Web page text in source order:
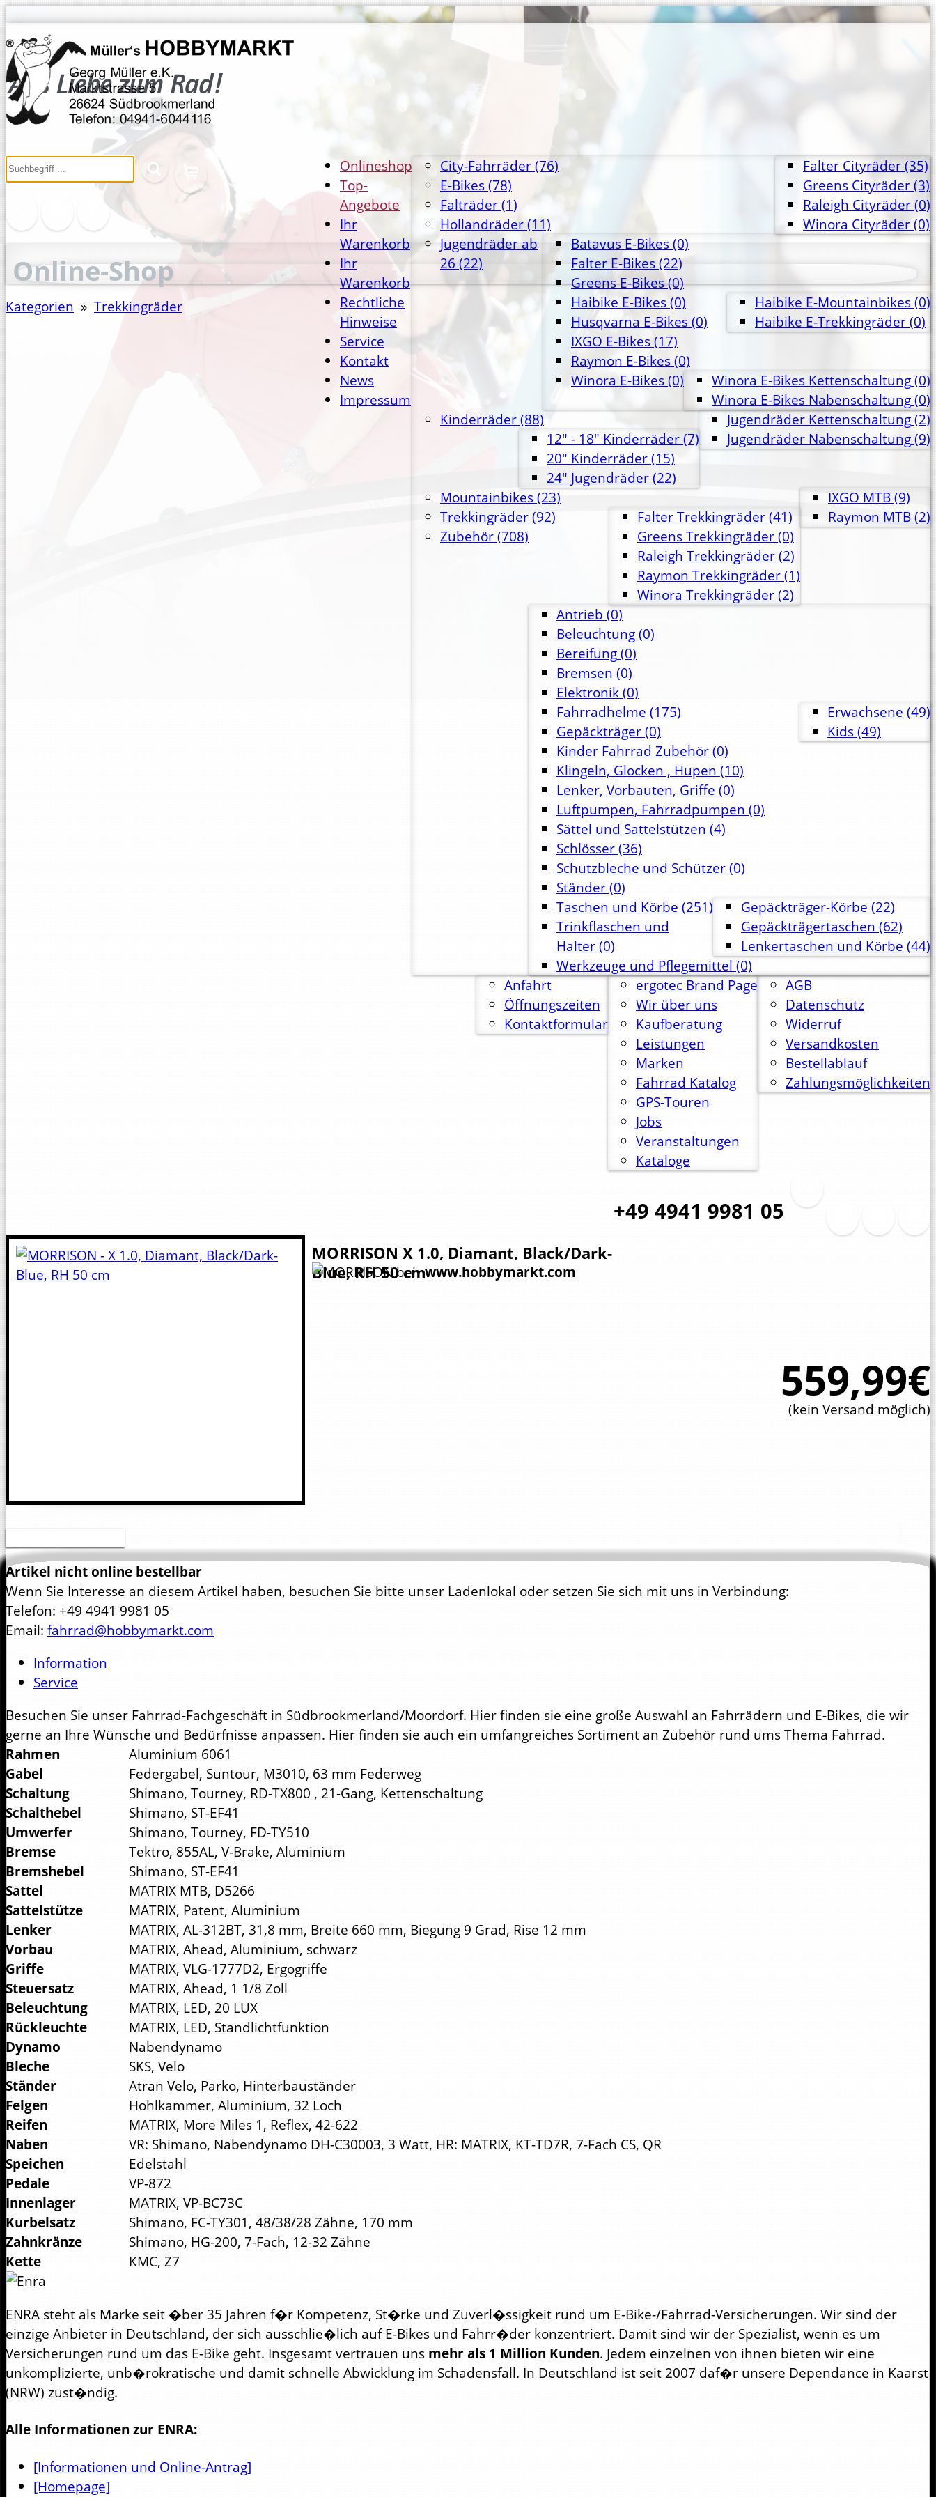
Onlineshop City-Fahrräder(76) Falter Cityräder(35)
Greens Cityräder(3)
Raleigh Cityräder(0)
Winora Cityräder(0)
E-Bikes(78)
Batavus E-Bikes(0)
Falter E-Bikes(22)
Greens E-Bikes(0)
Haibike E-Bikes(0) Haibike E-Mountainbikes(0)
Haibike E-Trekkingräder(0)
Husqvarna E-Bikes(0)
IXGO E-Bikes(17)
Raymon E-Bikes(0)
Winora E-Bikes(0) Winora E-Bikes Kettenschaltung(0)
Winora E-Bikes Nabenschaltung(0)
Falträder(1)
Hollandräder(11)
Jugendräder ab
26 (22)
Jugendräder Kettenschaltung(2)
Jugendräder Nabenschaltung(9)
Kinderräder(88)
12" - 18" Kinderräder(7)
20" Kinderräder(15)
24" Jugendräder(22)
Mountainbikes(23) IXGO MTB(9)
Raymon MTB(2)
Trekkingräder(92) Falter Trekkingräder(41)
Greens Trekkingräder(0)
Raleigh Trekkingräder(2)
Raymon Trekkingräder(1)
Winora Trekkingräder(2)
Zubehör(708)
Antrieb (0)
Beleuchtung(0)
Bereifung(0)
Bremsen (0)
Elektronik(0)
Fahrradhelme (175) Erwachsene (49)
Kids(49)
Gepäckträger(0)
Kinder Fahrrad Zubehör(0)
Klingeln, Glocken , Hupen (10)
Lenker, Vorbauten, Griffe (0)
Luftpumpen, Fahrradpumpen (0)
Sättel und Sattelstützen (4)
Schlösser(36)
Schutzbleche und Schützer(0)
Ständer(0)
Taschen und Körbe (251) Gepäckträger-Körbe (22)
Gepäckträgertaschen (62)
Lenkertaschen und Körbe (44)
Trinkflaschen und
Halter(0)
Werkzeuge und Pflegemittel (0)
Top-
Angebote
Ihr
Warenkorb
Ihr
Warenkorb
Rechtliche
Hinweise
AGB
Datenschutz
Widerruf
Versandkosten
Bestellablauf
Zahlungsmöglichkeiten
Service
ergotec Brand Page
Wir über uns
Kaufberatung
Leistungen
Marken
Fahrrad Katalog
GPS-Touren
Jobs
Veranstaltungen
Kataloge
Kontakt
Anfahrt
Öffnungszeiten
Kontaktformular
News
Impressum
+49 4941 9981 05
Online-Shop
Kategorien » Trekkingräder
MORRISON X 1.0, Diamant, Black/Dark-
Blue, RH 50 cmwww.hobbymarkt.com
559,99€
(kein Versand möglich)
Artikel nicht online bestellbar
Wenn Sie Interesse an diesem Artikel haben, besuchen Sie bitte unser Ladenlokal oder setzen Sie sich mit uns in Verbindung:
Telefon: +49 4941 9981 05
Email: fahrrad@hobbymarkt.com
Information
Service
Besuchen Sie unser Fahrrad-Fachgeschäft in Südbrookmerland/Moordorf. Hier finden sie eine große Auswahl an Fahrrädern und E-Bikes, die wir
gerne an Ihre Wünsche und Bedürfnisse anpassen. Hier finden sie auch ein umfangreiches Sortiment an Zubehör rund ums Thema Fahrrad.
Rahmen
Aluminium 6061
Gabel
Federgabel, Suntour, M3010, 63 mm Federweg
Schaltung
Shimano, Tourney, RD-TX800 , 21-Gang, Kettenschaltung
Schalthebel
Shimano, ST-EF41
Umwerfer
Shimano, Tourney, FD-TY510
Bremse
Tektro, 855AL, V-Brake, Aluminium
Bremshebel
Shimano, ST-EF41
Sattel
MATRIX MTB, D5266
Sattelstütze
MATRIX, Patent, Aluminium
Lenker
MATRIX, AL-312BT, 31,8 mm, Breite 660 mm, Biegung 9 Grad, Rise 12 mm
Vorbau
MATRIX, Ahead, Aluminium, schwarz
Griffe
MATRIX, VLG-1777D2, Ergogriffe
Steuersatz
MATRIX, Ahead, 1 1/8 Zoll
Beleuchtung
MATRIX, LED, 20 LUX
Rückleuchte
MATRIX, LED, Standlichtfunktion
Dynamo
Nabendynamo
Bleche
SKS, Velo
Ständer
Atran Velo, Parko, Hinterbauständer
Felgen
Hohlkammer, Aluminium, 32 Loch
Reifen
MATRIX, More Miles 1, Reflex, 42-622
Naben
VR: Shimano, Nabendynamo DH-C30003, 3 Watt, HR: MATRIX, KT-TD7R, 7-Fach CS, QR
Speichen
Edelstahl
Pedale
VP-872
Innenlager
MATRIX, VP-BC73C
Kurbelsatz
Shimano, FC-TY301, 48/38/28 Zähne, 170 mm
Zahnkränze
Shimano, HG-200, 7-Fach, 12-32 Zähne
Kette
KMC, Z7
ENRA steht als Marke seit �ber 35 Jahren f�r Kompetenz, St�rke und Zuverl�ssigkeit rund um E-Bike-/Fahrrad-Versicherungen. Wir sind der
einzige Anbieter in Deutschland, der sich ausschlie�lich auf E-Bikes und Fahrr�der konzentriert. Damit sind wir der Spezialist, wenn es um
Versicherungen rund um das E-Bike geht. Insgesamt vertrauen uns mehr als 1 Million Kunden. Jedem einzelnen von ihnen bieten wir eine
unkomplizierte, unb�rokratische und damit schnelle Abwicklung im Schadensfall. In Deutschland ist seit 2007 daf�r unsere Dependance in Kaarst
(NRW) zust�ndig.
Alle Informationen zur ENRA:
[Informationen und Online-Antrag]
[Homepage]